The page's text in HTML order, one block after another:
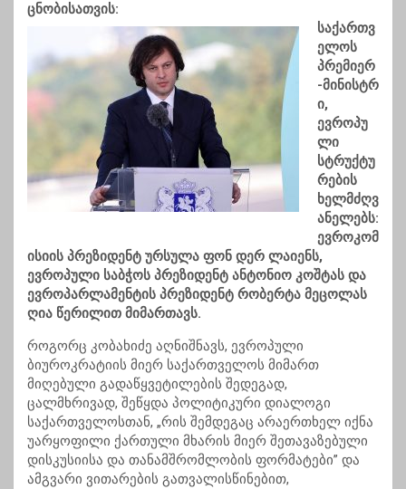
ცნობისათვის:
საქართვ
ელოს
პრემიერ
-მინისტრ
ი,
ევროპუ
ლი
სტრუქტუ
რების
ხელმძღვ
ანელებს:
ევროკომ
ისიის პრეზიდენტ ურსულა ფონ დერ ლაიენს,
ევროპული საბჭოს პრეზიდენტ ანტონიო კოშტას და
ევროპარლამენტის პრეზიდენტ რობერტა მეცოლას
ღია წერილით მიმართავს.
როგორც კობახიძე აღნიშნავს, ევროპული
ბიუროკრატიის მიერ საქართველოს მიმართ
მიღებული გადაწყვეტილების შედეგად,
ცალმხრივად, შეწყდა პოლიტიკური დიალოგი
საქართველოსთან, „რის შემდეგაც არაერთხელ იქნა
უარყოფილი ქართული მხარის მიერ შეთავაზებული
დისკუსიისა და თანამშრომლობის ფორმატები” და
ამგვარი ვითარების გათვალისწინებით,